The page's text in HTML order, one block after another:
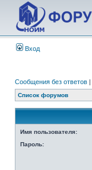
Вход
Сообщения без ответов |
Список форумов
Имя пользователя:
Пароль: